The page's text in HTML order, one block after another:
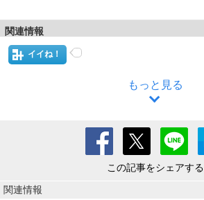
関連情報
イイね！
もっと見る
この記事をシェアする
関連情報